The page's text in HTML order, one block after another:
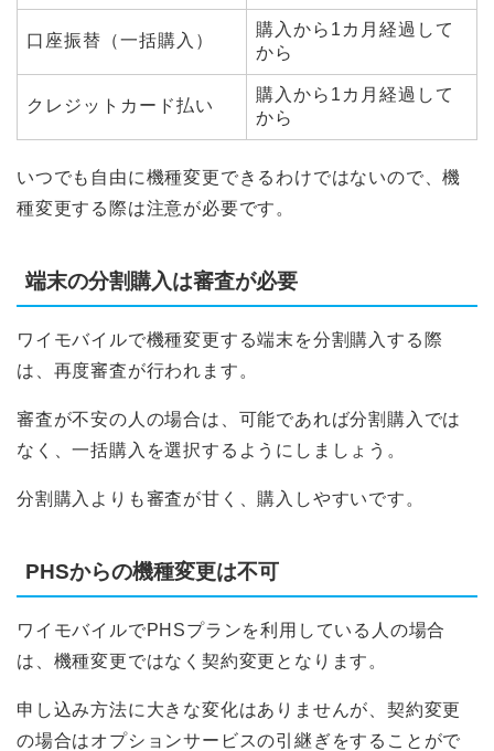
口座振替（一括購入）
購入から1カ月経過して
から
クレジットカード払い
購入から1カ月経過して
から
いつでも自由に機種変更できるわけではないので、機
種変更する際は注意が必要です。
端末の分割購入は審査が必要
ワイモバイルで機種変更する端末を分割購入する際
は、再度審査が行われます。
審査が不安の人の場合は、可能であれば分割購入では
なく、一括購入を選択するようにしましょう。
分割購入よりも審査が甘く、購入しやすいです。
PHSからの機種変更は不可
ワイモバイルでPHSプランを利用している人の場合
は、機種変更ではなく契約変更となります。
申し込み方法に大きな変化はありませんが、契約変更
の場合はオプションサービスの引継ぎをすることがで